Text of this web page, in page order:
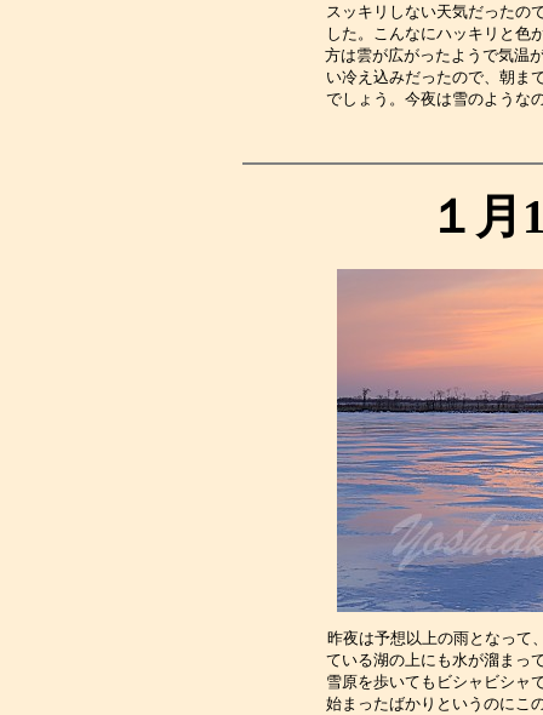
スッキリしない天気だったの
した。こんなにハッキリと色
方は雲が広がったようで気温
い冷え込みだったので、朝ま
でしょう。今夜は雪のよう
１月
昨夜は予想以上の雨となって
ている湖の上にも水が溜まっ
雪原を歩いてもビシャビシャ
始まったばかりというのにこ